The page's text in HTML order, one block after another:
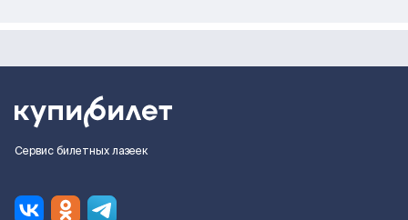
Сервис билетных лазеек